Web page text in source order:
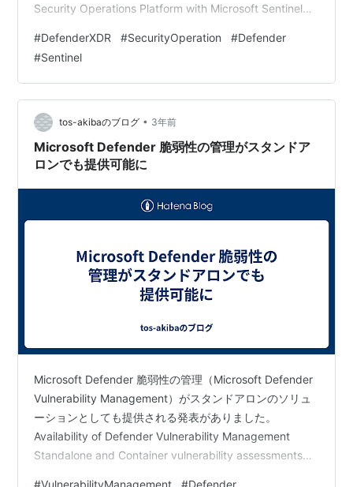
Security Operations Platform with Microsoft Sentinel
Microsoft 365 Defender が Microso…
#DefenderXDR #SecurityOperation #Defender
#Sentinel
tos-akibaのブログ • 3年前
Microsoft Defender 脆弱性の管理がスタンドア
ロンでも提供可能に
Microsoft Defender 脆弱性の管理（Microsoft Defender
Vulnerability Management）がスタンドアロンのソリュ
ーションとしても提供される発表がありました。
Availability of Defender Vulnerability Management
Standalone and Container vulnerability assessments